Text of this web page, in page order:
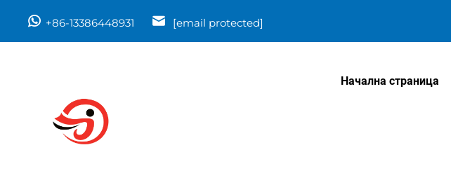
+86-13386448931 [email protected]
Начална страница